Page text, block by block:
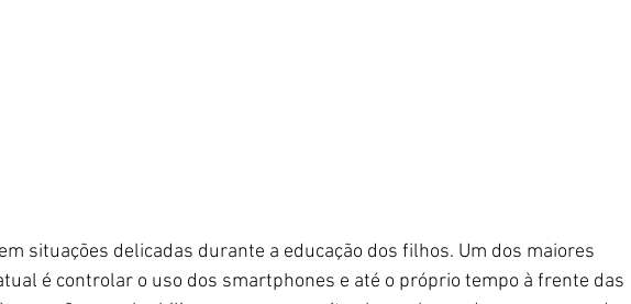
situações delicadas durante a educação dos filhos. Um dos maiores
é controlar o uso dos smartphones e até o próprio tempo à frente das